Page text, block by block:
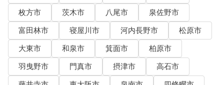
枚方市
茨木市 八尾市
泉佐野市
富田林市
寝屋川市 河内長野市
松原市
大東市
和泉市 箕面市
柏原市
羽曳野市
門真市 摂津市
高石市